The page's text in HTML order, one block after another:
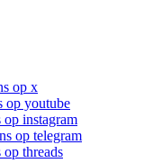
op x
op youtube
op instagram
op telegram
threads